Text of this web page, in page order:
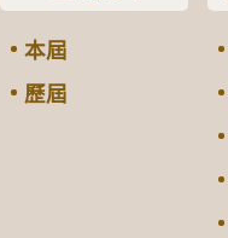
本屆
歷屆